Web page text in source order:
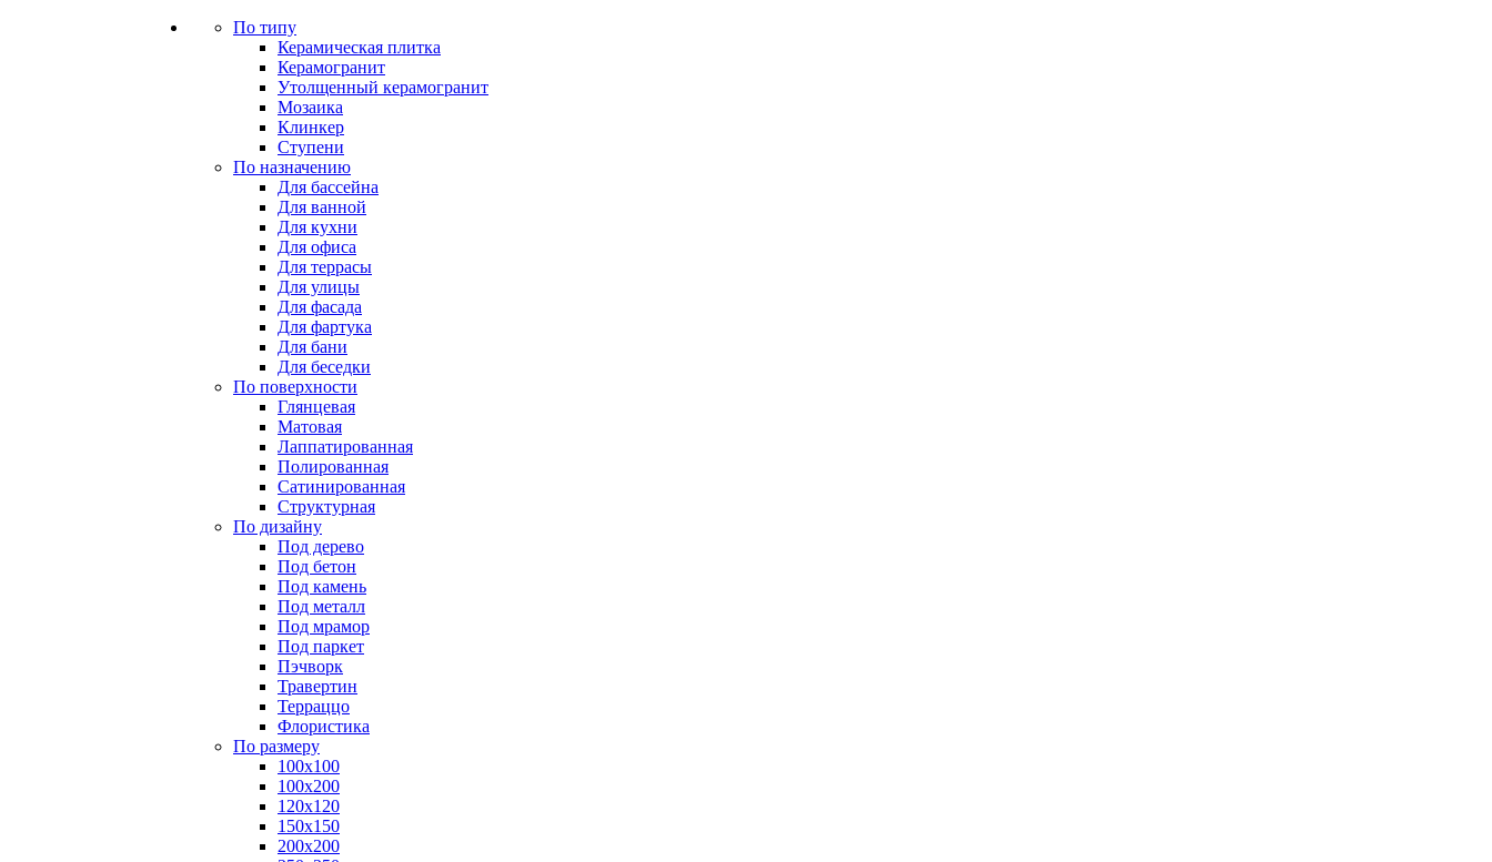
По типу
Керамическая плитка
Керамогранит
Утолщенный керамогранит
Мозаика
Клинкер
Ступени
По назначению
Для бассейна
Для ванной
Для кухни
Для офиса
Для террасы
Для улицы
Для фасада
Для фартука
Для бани
Для беседки
По поверхности
Глянцевая
Матовая
Лаппатированная
Полированная
Сатинированная
Структурная
По дизайну
Под дерево
Под бетон
Под камень
Под металл
Под мрамор
Под паркет
Пэчворк
Травертин
Терраццо
Флористика
По размеру
100х100
100х200
120х120
150х150
200х200